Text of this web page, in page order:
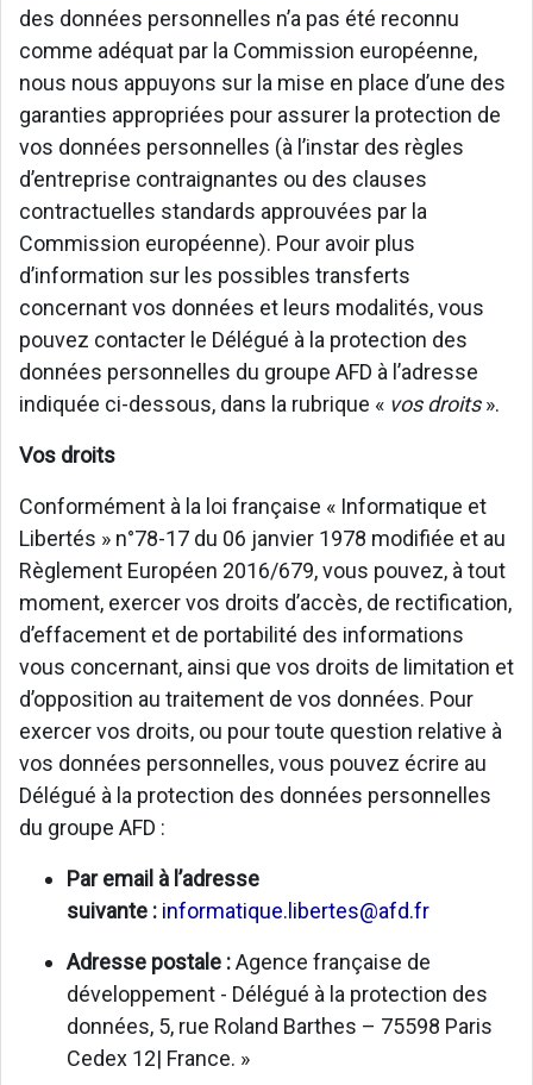
des données personnelles n’a pas été reconnu
comme adéquat par la Commission européenne,
nous nous appuyons sur la mise en place d’une des
garanties appropriées pour assurer la protection de
vos données personnelles (à l’instar des règles
d’entreprise contraignantes ou des clauses
contractuelles standards approuvées par la
Commission européenne). Pour avoir plus
d’information sur les possibles transferts
concernant vos données et leurs modalités, vous
pouvez contacter le Délégué à la protection des
données personnelles du groupe AFD à l’adresse
indiquée ci-dessous, dans la rubrique « vos droits».
Vos droits
Conformément à la loi française « Informatique et
Libertés » n°78-17 du 06 janvier 1978 modifiée et au
Règlement Européen 2016/679, vous pouvez, à tout
moment, exercer vos droits d’accès, de rectification,
d’effacement et de portabilité des informations
vous concernant, ainsi que vos droits de limitation et
d’opposition au traitement de vos données. Pour
exercer vos droits, ou pour toute question relative à
vos données personnelles, vous pouvez écrire au
Délégué à la protection des données personnelles
du groupe AFD :
Par email à l’adresse
suivante : informatique.libertes@afd.fr
Adresse postale :Agence française de
développement - Délégué à la protection des
données, 5, rue Roland Barthes – 75598 Paris
Cedex 12| France. »